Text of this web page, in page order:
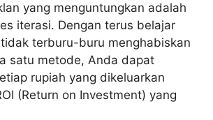
yang menguntungkan adalah
iterasi. Dengan terus belajar
terburu-buru menghabiskan
satu metode, Anda dapat
rupiah yang dikeluarkan
(Return on Investment) yang